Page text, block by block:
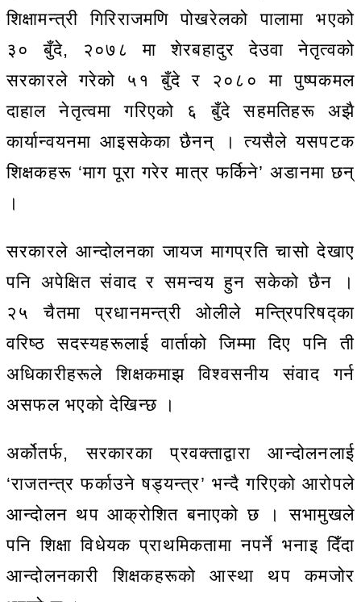
शिक्षामन्त्री गिरिराजमणि पोखरेलको पालामा भएको
३० बुँदे, २०७८ मा शेरबहादुर देउवा नेतृत्वको
सरकारले गरेको ५१ बुँदे र २०८० मा पुष्पकमल
दाहाल नेतृत्वमा गरिएको ६ बुँदे सहमतिहरू अझै
कार्यान्वयनमा आइसकेका छैनन् । त्यसैले यसपटक
शिक्षकहरू ‘माग पूरा गरेर मात्र फर्किने’ अडानमा छन्
।
सरकारले आन्दोलनका जायज मागप्रति चासो देखाए
पनि अपेक्षित संवाद र समन्वय हुन सकेको छैन ।
२५ चैतमा प्रधानमन्त्री ओलीले मन्त्रिपरिषद्का
वरिष्ठ सदस्यहरूलाई वार्ताको जिम्मा दिए पनि ती
अधिकारीहरूले शिक्षकमाझ विश्वसनीय संवाद गर्न
असफल भएको देखिन्छ ।
अर्कोतर्फ, सरकारका प्रवक्ताद्वारा आन्दोलनलाई
‘राजतन्त्र फर्काउने षड्यन्त्र’ भन्दै गरिएको आरोपले
आन्दोलन थप आक्रोशित बनाएको छ । सभामुखले
पनि शिक्षा विधेयक प्राथमिकतामा नपर्ने भनाइ दिँदा
आन्दोलनकारी शिक्षकहरूको आस्था थप कमजोर